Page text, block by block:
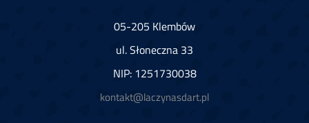
05-205 Klembów
ul. Słoneczna 33
NIP: 1251730038
kontakt@laczynasdart.pl